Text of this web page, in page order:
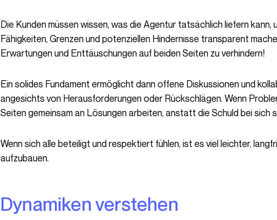
Die Kunden müssen wissen, was die Agentur tatsächlich liefern kann, und die Agenturen müssen ihre
Fähigkeiten, Grenzen und potenziellen Hindernisse transparent
Erwartungen und Enttäuschungen auf beiden Seiten zu verhindern!
Ein solides Fundament ermöglicht dann offene Diskussionen und kollaborative Problemlösungen
angesichts von Herausforderungen oder Rückschlägen. Wenn
Seiten gemeinsam an Lösungen arbeiten, anstatt die Schuld bei sich
Wenn sich alle beteiligt und respektiert fühlen, ist es viel leichter, langfristige Beziehungen
aufzubauen.
Dynamiken verstehen